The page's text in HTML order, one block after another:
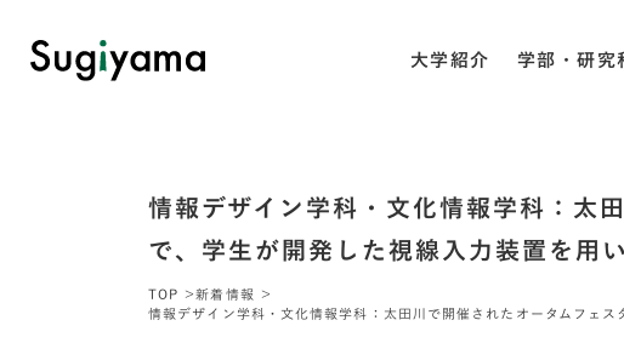
大学紹介 学部・研究
情報デザイン学科・文化情報学科：太
で、学生が開発した視線入力装置を用
TOP
新着情報
情報デザイン学科・文化情報学科：太田川で開催されたオータムフェ